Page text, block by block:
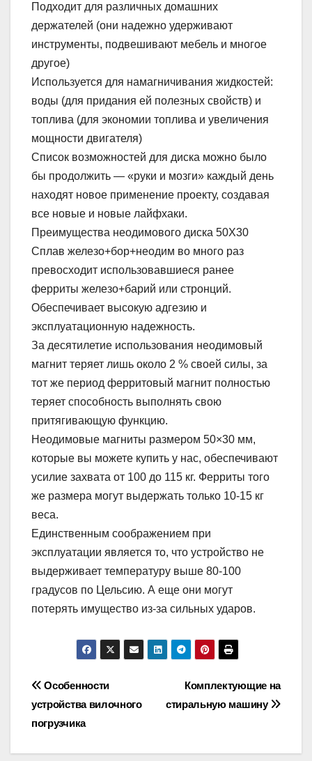
Подходит для различных домашних
держателей (они надежно удерживают
инструменты, подвешивают мебель и многое
другое)
Используется для намагничивания жидкостей:
воды (для придания ей полезных свойств) и
топлива (для экономии топлива и увеличения
мощности двигателя)
Список возможностей для диска можно было
бы продолжить — «руки и мозги» каждый день
находят новое применение проекту, создавая
все новые и новые лайфхаки.
Преимущества неодимового диска 50X30
Сплав железо+бор+неодим во много раз
превосходит использовавшиеся ранее
ферриты железо+барий или стронций.
Обеспечивает высокую адгезию и
эксплуатационную надежность.
За десятилетие использования неодимовый
магнит теряет лишь около 2 % своей силы, за
тот же период ферритовый магнит полностью
теряет способность выполнять свою
притягивающую функцию.
Неодимовые магниты размером 50×30 мм,
которые вы можете купить у нас, обеспечивают
усилие захвата от 100 до 115 кг. Ферриты того
же размера могут выдержать только 10-15 кг
веса.
Единственным соображением при
эксплуатации является то, что устройство не
выдерживает температуру выше 80-100
градусов по Цельсию. А еще они могут
потерять имущество из-за сильных ударов.
Навигация
по
записям
Комплектующие на
стиральную машину
Особенности
устройства вилочного
погрузчика